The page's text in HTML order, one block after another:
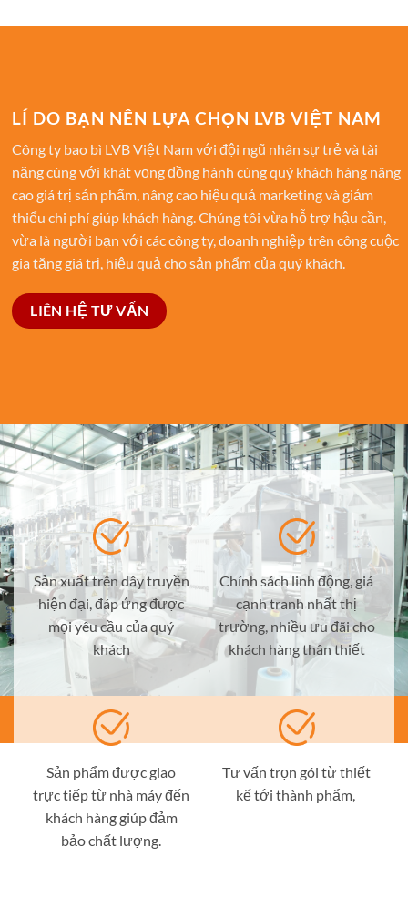
LÍ DO BẠN NÊN LỰA CHỌN LVB VIỆT NAM
Công ty bao bì LVB Việt Nam với đội ngũ nhân sự trẻ và tài
năng cùng với khát vọng đồng hành cùng quý khách hàng nâng
cao giá trị sản phẩm, nâng cao hiệu quả marketing và giảm
thiểu chi phí giúp khách hàng. Chúng tôi vừa hỗ trợ hậu cần,
vừa là người bạn với các công ty, doanh nghiệp trên công cuộc
gia tăng giá trị, hiệu quả cho sản phẩm của quý khách.
LIÊN HỆ TƯ VẤN
Sản xuất trên dây truyền
hiện đại, đáp ứng được
mọi yêu cầu của quý
khách
Chính sách linh động, giá
cạnh tranh nhất thị
trường, nhiều ưu đãi cho
khách hàng thân thiết
Sản phẩm được giao
trực tiếp từ nhà máy đến
khách hàng giúp đảm
bảo chất lượng.
Tư vấn trọn gói từ thiết
kế tới thành phẩm,